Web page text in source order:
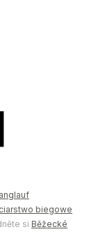
biegowe
si Běžecké